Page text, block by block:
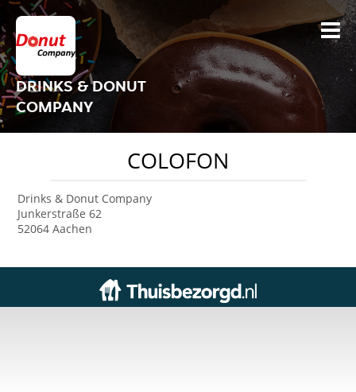
DRINKS & DONUT
COMPANY
COLOFON
Drinks & Donut Company
Junkerstraße 62
52064 Aachen